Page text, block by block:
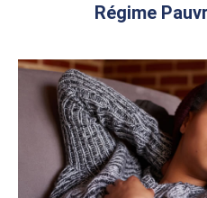
Régime